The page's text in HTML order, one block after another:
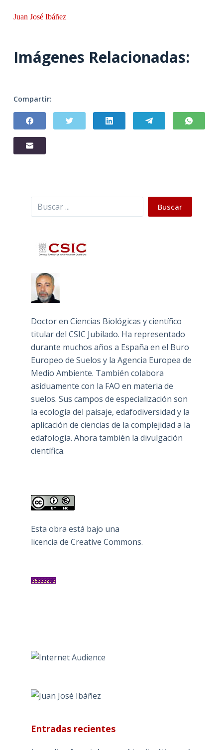
Juan José Ibáñez
Imágenes Relacionadas:
Compartir:
Buscar Buscar
Doctor en Ciencias Biológicas y científico
titular del CSIC Jubilado. Ha representado
durante muchos años a España en el Buro
Europeo de Suelos y la Agencia Europea de
Medio Ambiente. También colabora
asiduamente con la FAO en materia de
suelos. Sus campos de especialización son
la ecología del paisaje, edafodiversidad y la
aplicación de ciencias de la complejidad a la
edafología. Ahora también la divulgación
científica.
Esta obra está bajo una
licencia de Creative Commons.
Entradas recientes